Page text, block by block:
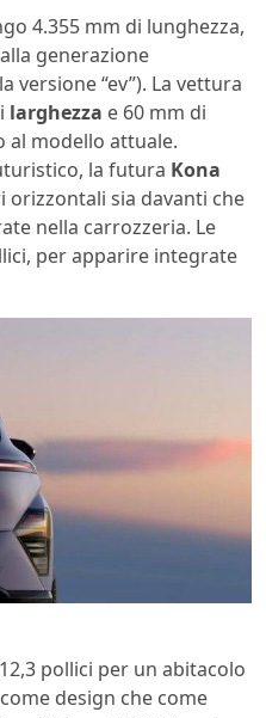
4.355 mm di lunghezza,
generazione
versione “ev”). La vettura
larghezza e 60 mm di
al modello attuale.
la futura Kona
orizzontali sia davanti che
nella carrozzeria. Le
per apparire integrate
pollici per un abitacolo
design che come